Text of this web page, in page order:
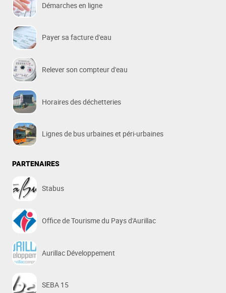
Démarches en ligne
Payer sa facture d'eau
Relever son compteur d'eau
Horaires des déchetteries
Lignes de bus urbaines et péri-urbaines
PARTENAIRES
Stabus
Office de Tourisme du Pays d'Aurillac
Aurillac Développement
SEBA 15